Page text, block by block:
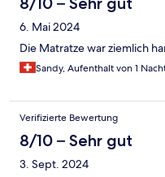
6. Mai 2024
Die Matratze war ziemlich
Sandy, Aufenthalt von 1
Verifizierte Bewertung
8/10 – Sehr gut
3. Sept. 2024